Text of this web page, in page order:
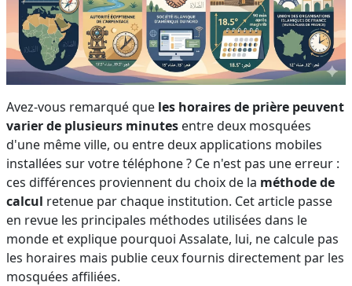
Avez-vous remarqué que les horaires de prière peuvent
varier de plusieurs minutes entre deux mosquées
d'une même ville, ou entre deux applications mobiles
installées sur votre téléphone ? Ce n'est pas une erreur :
ces différences proviennent du choix de la méthode de
calcul retenue par chaque institution. Cet article passe
en revue les principales méthodes utilisées dans le
monde et explique pourquoi Assalate, lui, ne calcule pas
les horaires mais publie ceux fournis directement par les
mosquées affiliées.